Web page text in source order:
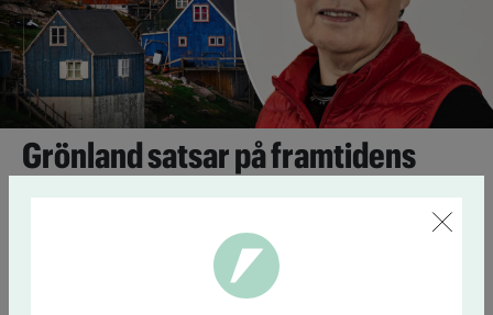
Grönland satsar på framtidens
alkoholpolitik
Alkoholproblemen på Grönland är stora.
Nu satsar man på att ta fram en ny alkoholpolitik som ska
minimera alkoholskadorna.